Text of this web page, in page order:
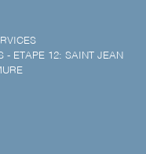
- ETAPE 12: SAINT JEAN